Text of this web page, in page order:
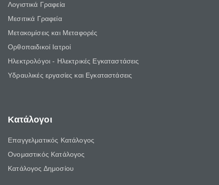
Λογιστικά Γραφεία
Μεσιτικά Γραφεία
Μετακομίσεις και Μεταφορές
Ορθοπαιδικοί Ιατροί
Ηλεκτρολόγοι - Ηλεκτρικές Εγκαταστάσεις
Υδραυλικές εργασίες και Εγκαταστάσεις
Κατάλογοι
Επαγγελματικός Κατάλογος
Ονομαστικός Κατάλογος
Κατάλογος Δημοσίου